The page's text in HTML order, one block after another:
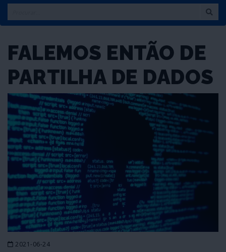
FALEMOS ENTÃO DE
PARTILHA DE DADOS
2021-06-24